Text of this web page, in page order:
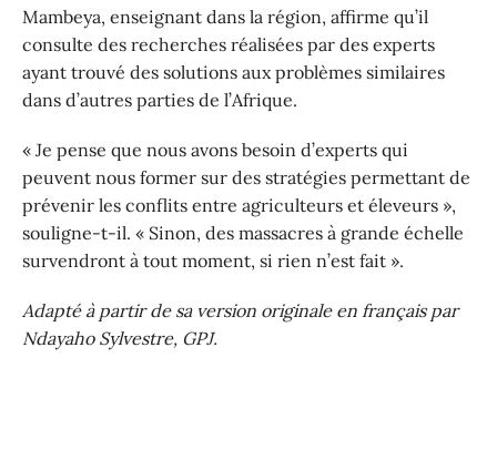
Mambeya, enseignant dans la région, affirme qu’il
consulte des recherches réalisées par des experts
ayant trouvé des solutions aux problèmes similaires
dans d’autres parties de l’Afrique.
« Je pense que nous avons besoin d’experts qui
peuvent nous former sur des stratégies permettant de
prévenir les conflits entre agriculteurs et éleveurs »,
souligne-t-il. « Sinon, des massacres à grande échelle
survendront à tout moment, si rien n’est fait ».
Adapté à partir de sa version originale en français par
Ndayaho Sylvestre, GPJ.